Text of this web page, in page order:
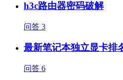
h3c路由器密码破解
问答 3
最新笔记本独立显卡排
问答 6